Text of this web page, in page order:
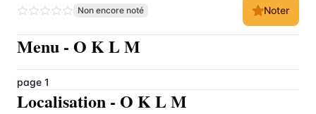
Non encore noté Noter
Menu - O K L M
page 1
Localisation - O K L M